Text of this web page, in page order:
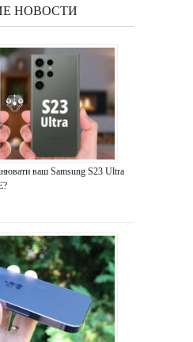
НОВОСТИ
ваш Samsung S23 Ultra